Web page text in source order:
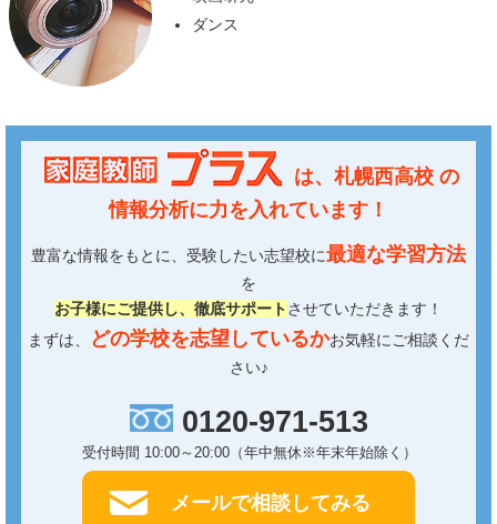
ダンス
は、 札幌西高校の
情報分析に力を入れています！
豊富な情報をもとに、受験したい志望校に最適な学習方法
を
お子様にご提供し、徹底サポートさせていただきます！
まずは、
どの学校を志望しているかお気軽にご相談くだ
さい♪
0120-971-513
受付時間 10:00～20:00（年中無休※年末年始除く）
メールで相談してみる